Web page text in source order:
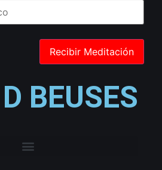
BEUSES